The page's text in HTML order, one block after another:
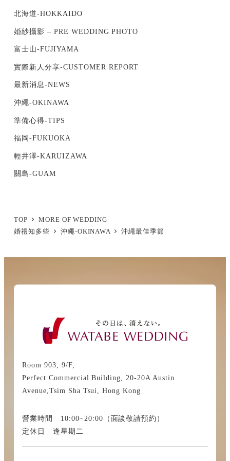
北海道-HOKKAIDO
婚紗攝影 – PRE WEDDING PHOTO
富士山-FUJIYAMA
實際新人分享-CUSTOMER REPORT
最新消息-NEWS
沖繩-OKINAWA
準備心得-TIPS
福岡-FUKUOKA
輕井澤-KARUIZAWA
關島-GUAM
TOP
MORE OF WEDDING
婚禮知多些
沖繩-OKINAWA 沖繩最佳季節
Room 903, 9/F,
Perfect Commercial Building, 20-20A Austin
Avenue,Tsim Sha Tsui, Hong Kong
營業時間 10:00~20:00（面談敬請預約）
定休日 逢星期二